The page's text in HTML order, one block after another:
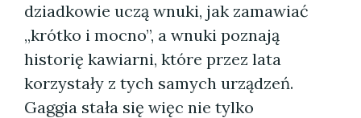
dziadkowie uczą wnuki, jak zamawiać
„krótko i mocno”, a wnuki poznają
historię kawiarni, które przez lata
korzystały z tych samych urządzeń.
Gaggia stała się więc nie tylko